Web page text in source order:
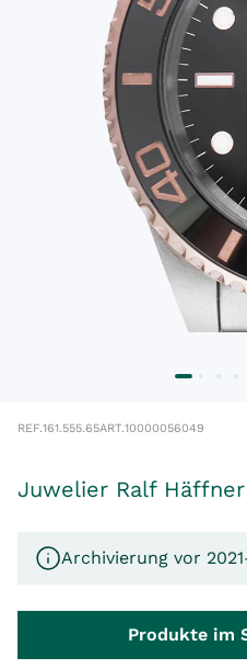
REF.161.555.65ART.10000056049
Juwelier Ralf
Archivierung vor
Produkte im